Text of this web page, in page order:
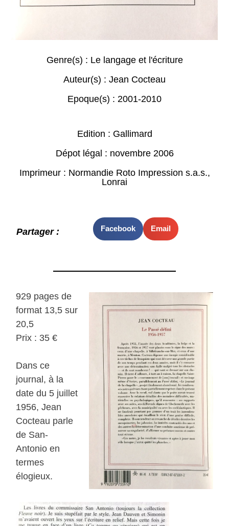
Genre(s) : Le langage et l'écriture
Auteur(s) : Jean Cocteau
Epoque(s) : 2001-2010
Edition : Gallimard
Dépot légal : novembre 2006
Imprimeur : Normandie Roto Impression s.a.s.,
Lonrai
Partager : Facebook Email
929 pages de
format 13,5 sur
20,5
Prix : 35 €
Dans ce
journal, à la
date du 5 juillet
1956, Jean
Cocteau parle
de San-
Antonio en
termes
élogieux.